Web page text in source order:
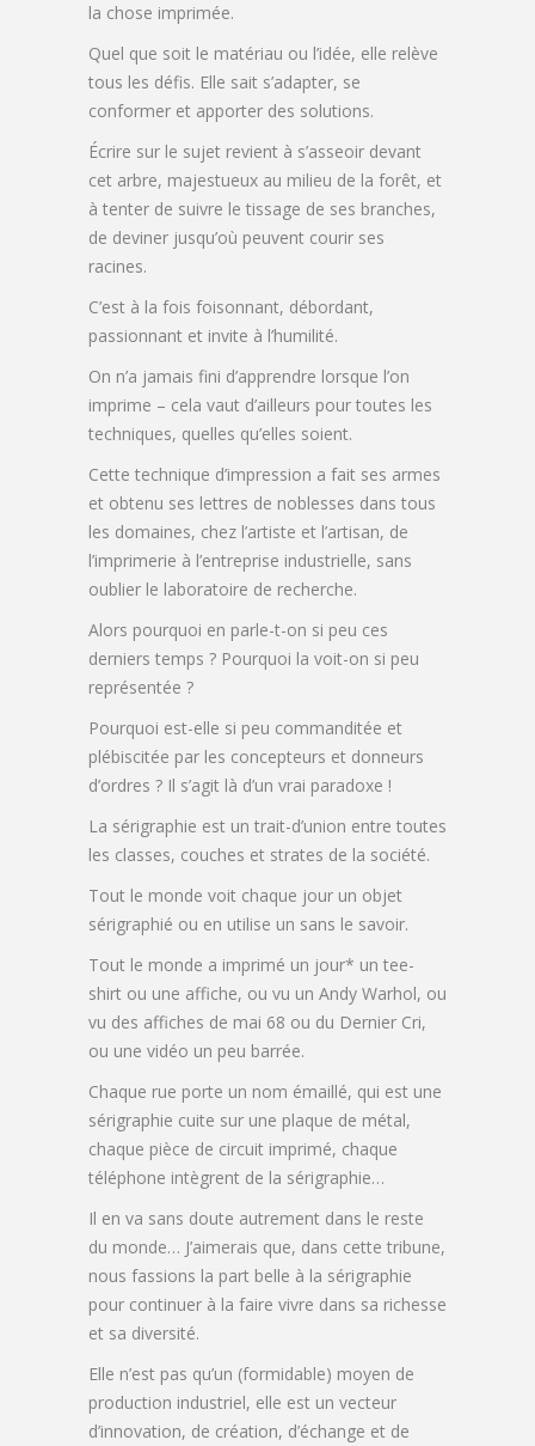
la chose imprimée.
Quel que soit le matériau ou l’idée, elle relève
tous les défis. Elle sait s’adapter, se
conformer et apporter des solutions.
Écrire sur le sujet revient à s’asseoir devant
cet arbre, majestueux au milieu de la forêt, et
à tenter de suivre le tissage de ses branches,
de deviner jusqu’où peuvent courir ses
racines.
C’est à la fois foisonnant, débordant,
passionnant et invite à l’humilité.
On n’a jamais fini d’apprendre lorsque l’on
imprime – cela vaut d’ailleurs pour toutes les
techniques, quelles qu’elles soient.
Cette technique d’impression a fait ses armes
et obtenu ses lettres de noblesses dans tous
les domaines, chez l’artiste et l’artisan, de
l’imprimerie à l’entreprise industrielle, sans
oublier le laboratoire de recherche.
Alors pourquoi en parle-t-on si peu ces
derniers temps ? Pourquoi la voit-on si peu
représentée ?
Pourquoi est-elle si peu commanditée et
plébiscitée par les concepteurs et donneurs
d’ordres ? Il s’agit là d’un vrai paradoxe !
La sérigraphie est un trait-d’union entre toutes
les classes, couches et strates de la société.
Tout le monde voit chaque jour un objet
sérigraphié ou en utilise un sans le savoir.
Tout le monde a imprimé un jour* un tee-
shirt ou une affiche, ou vu un Andy Warhol, ou
vu des affiches de mai 68 ou du Dernier Cri,
ou une vidéo un peu barrée.
Chaque rue porte un nom émaillé, qui est une
sérigraphie cuite sur une plaque de métal,
chaque pièce de circuit imprimé, chaque
téléphone intègrent de la sérigraphie…
Il en va sans doute autrement dans le reste
du monde… J’aimerais que, dans cette tribune,
nous fassions la part belle à la sérigraphie
pour continuer à la faire vivre dans sa richesse
et sa diversité.
Elle n’est pas qu’un (formidable) moyen de
production industriel, elle est un vecteur
d’innovation, de création, d’échange et de